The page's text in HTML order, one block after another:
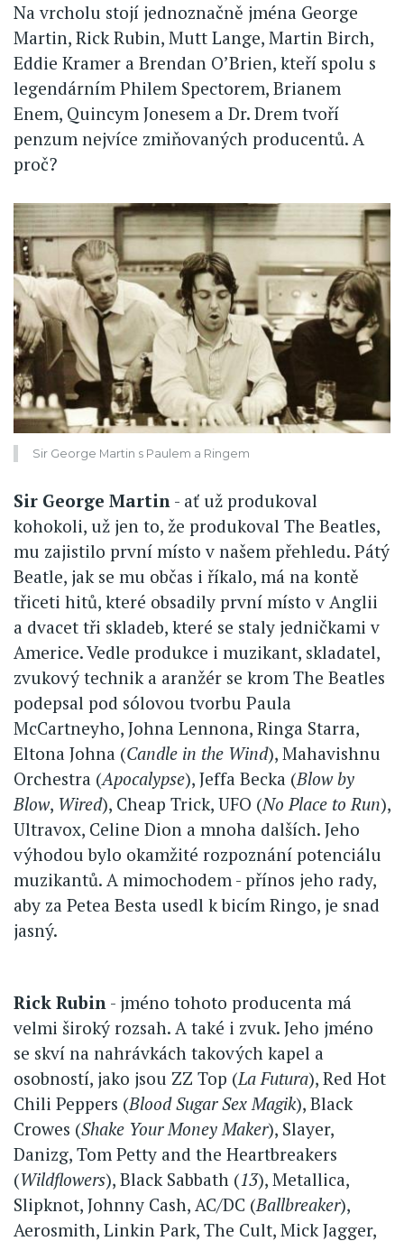
Na vrcholu stojí jednoznačně jména George
Martin, Rick Rubin, Mutt Lange, Martin Birch,
Eddie Kramer a Brendan O’Brien, kteří spolu s
legendárním Philem Spectorem, Brianem
Enem, Quincym Jonesem a Dr. Drem tvoří
penzum nejvíce zmiňovaných producentů. A
proč?
Sir George Martin s Paulem a Ringem
Sir George Martin - ať už produkoval
kohokoli, už jen to, že produkoval The Beatles,
mu zajistilo první místo v našem přehledu. Pátý
Beatle, jak se mu občas i říkalo, má na kontě
třiceti hitů, které obsadily první místo v Anglii
a dvacet tři skladeb, které se staly jedničkami v
Americe. Vedle produkce i muzikant, skladatel,
zvukový technik a aranžér se krom The Beatles
podepsal pod sólovou tvorbu Paula
McCartneyho, Johna Lennona, Ringa Starra,
Eltona Johna (Candle in the Wind), Mahavishnu
Orchestra (Apocalypse), Jeffa Becka (Blow by
Blow, Wired), Cheap Trick, UFO (No Place to Run),
Ultravox, Celine Dion a mnoha dalších. Jeho
výhodou bylo okamžité rozpoznání potenciálu
muzikantů. A mimochodem - přínos jeho rady,
aby za Petea Besta usedl k bicím Ringo, je snad
jasný.
Rick Rubin - jméno tohoto producenta má
velmi široký rozsah. A také i zvuk. Jeho jméno
se skví na nahrávkách takových kapel a
osobností, jako jsou ZZ Top (La Futura), Red Hot
Chili Peppers (Blood Sugar Sex Magik), Black
Crowes (Shake Your Money Maker), Slayer,
Danizg, Tom Petty and the Heartbreakers
(Wildflowers), Black Sabbath (13), Metallica,
Slipknot, Johnny Cash, AC/DC (Ballbreaker),
Aerosmith, Linkin Park, The Cult, Mick Jagger,